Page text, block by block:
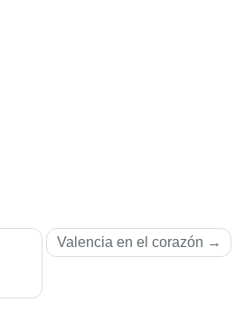
Valencia en el corazón